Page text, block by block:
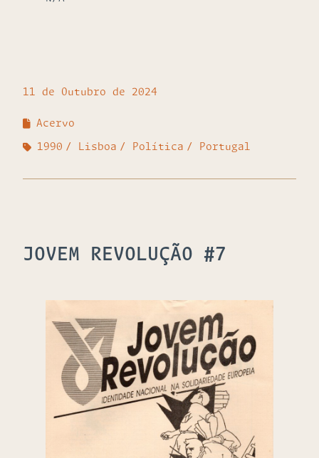
11 de Outubro de 2024
Acervo
1990 Lisboa Política Portugal
JOVEM REVOLUÇÃO #7